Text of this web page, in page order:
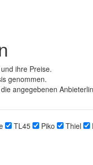
ihre Preise.
genommen.
angegebenen
TL45 Piko Thiel